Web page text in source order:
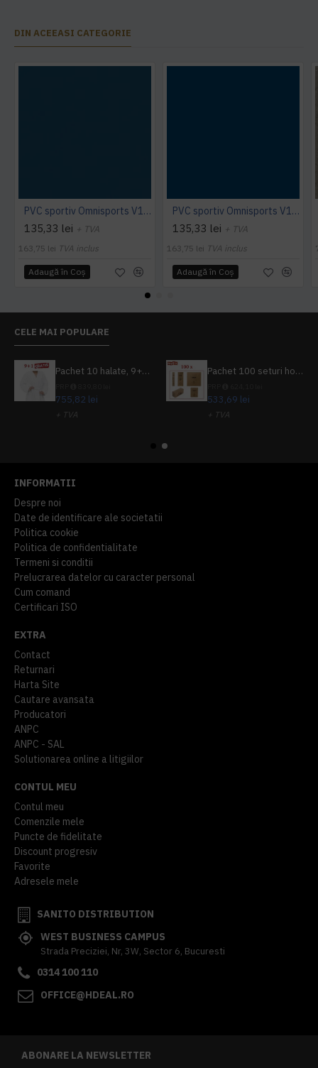
DIN ACEEASI CATEGORIE
PVC sportiv Omnisports V120 albastru Night Blue
135,33 lei + TVA
163,75 lei TVA inclus
Adaugă în Coş
PVC sportiv Omnisports V120 albastru Royal Blue
135,33 lei + TVA
163,75 lei TVA inclus
Adaugă în Coş
CELE MAI POPULARE
Pachet 10 halate, 9+1 gratuit
755,82 lei
+ TVA
Pachet 100 seturi hoteliere, set dentar, set barbierit, casca de dus, pila unghii, set cusut
533,69 lei
+ TVA
INFORMATII
Despre noi
Date de identificare ale societatii
Politica cookie
Politica de confidentialitate
Termeni si conditii
Prelucrarea datelor cu caracter personal
Cum comand
Certificari ISO
EXTRA
Contact
Returnari
Harta Site
Cautare avansata
Producatori
ANPC
ANPC - SAL
Solutionarea online a litigiilor
CONTUL MEU
Contul meu
Comenzile mele
Puncte de fidelitate
Discount progresiv
Favorite
Adresele mele
SANITO DISTRIBUTION
WEST BUSINESS CAMPUS
Strada Preciziei, Nr, 3W, Sector 6, Bucuresti
0314 100 110
OFFICE@HDEAL.RO
ABONARE LA NEWSLETTER